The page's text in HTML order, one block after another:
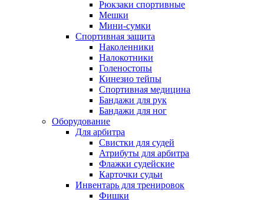
Рюкзаки спортивные
Мешки
Мини-сумки
Спортивная защита
Наколенники
Налокотники
Голеностопы
Кинезио тейпы
Спортивная медицина
Бандажи для рук
Бандажи для ног
Оборудование
Для арбитра
Свистки для судей
Атрибуты для арбитра
Флажки судейские
Карточки судьи
Инвентарь для тренировок
Фишки